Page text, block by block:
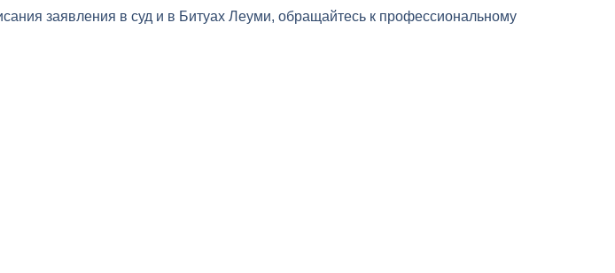
заявления в суд и в Битуах Леуми, обращайтесь к профессиональному